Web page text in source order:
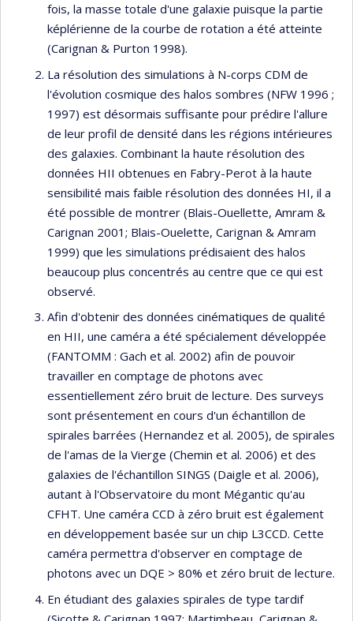
fois, la masse totale d'une galaxie puisque la partie
képlérienne de la courbe de rotation a été atteinte
(Carignan & Purton 1998).
La résolution des simulations à N-corps CDM de
l'évolution cosmique des halos sombres (NFW 1996 ;
1997) est désormais suffisante pour prédire l'allure
de leur profil de densité dans les régions intérieures
des galaxies. Combinant la haute résolution des
données HII obtenues en Fabry-Perot à la haute
sensibilité mais faible résolution des données HI, il a
été possible de montrer (Blais-Ouellette, Amram &
Carignan 2001; Blais-Ouelette, Carignan & Amram
1999) que les simulations prédisaient des halos
beaucoup plus concentrés au centre que ce qui est
observé.
Afin d'obtenir des données cinématiques de qualité
en HII, une caméra a été spécialement développée
(FANTOMM : Gach et al. 2002) afin de pouvoir
travailler en comptage de photons avec
essentiellement zéro bruit de lecture. Des surveys
sont présentement en cours d'un échantillon de
spirales barrées (Hernandez et al. 2005), de spirales
de l'amas de la Vierge (Chemin et al. 2006) et des
galaxies de l'échantillon SINGS (Daigle et al. 2006),
autant à l'Observatoire du mont Mégantic qu'au
CFHT. Une caméra CCD à zéro bruit est également
en développement basée sur un chip L3CCD. Cette
caméra permettra d'observer en comptage de
photons avec un DQE > 80% et zéro bruit de lecture.
En étudiant des galaxies spirales de type tardif